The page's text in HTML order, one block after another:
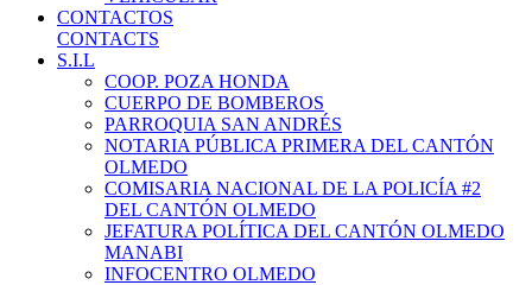
CONTACTOS
CONTACTS
S.I.L
COOP. POZA HONDA
CUERPO DE BOMBEROS
PARROQUIA SAN ANDRÉS
NOTARIA PÚBLICA PRIMERA DEL CANTÓN
OLMEDO
COMISARIA NACIONAL DE LA POLICÍA #2
DEL CANTÓN OLMEDO
JEFATURA POLÍTICA DEL CANTÓN OLMEDO
MANABI
INFOCENTRO OLMEDO